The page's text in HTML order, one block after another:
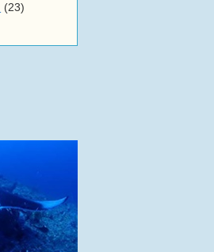
(23)